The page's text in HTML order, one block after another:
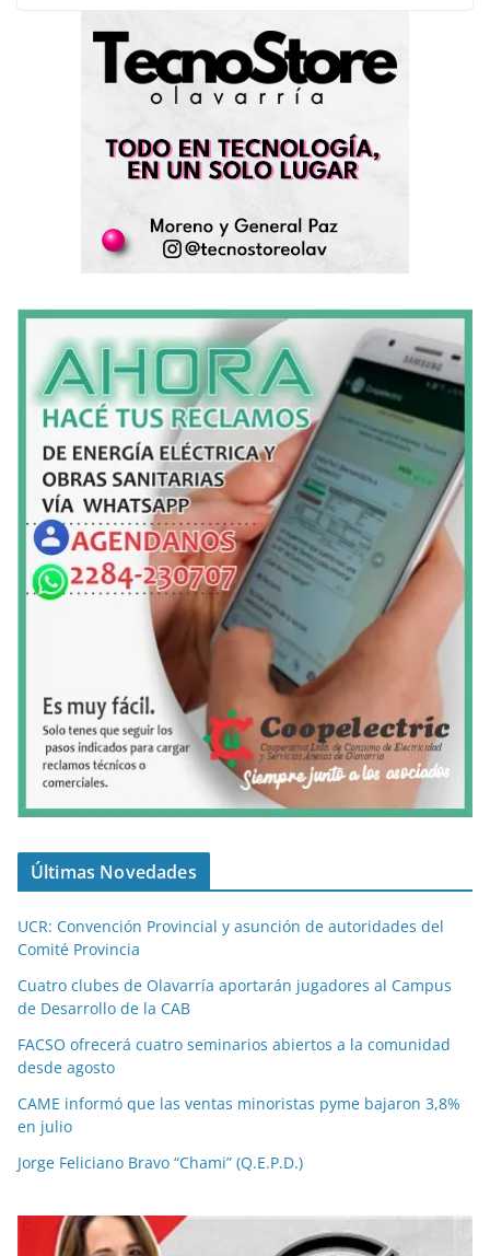
Últimas Novedades
UCR: Convención Provincial y asunción de autoridades del
Comité Provincia
Cuatro clubes de Olavarría aportarán jugadores al Campus
de Desarrollo de la CAB
FACSO ofrecerá cuatro seminarios abiertos a la comunidad
desde agosto
CAME informó que las ventas minoristas pyme bajaron 3,8%
en julio
Jorge Feliciano Bravo “Chami” (Q.E.P.D.)